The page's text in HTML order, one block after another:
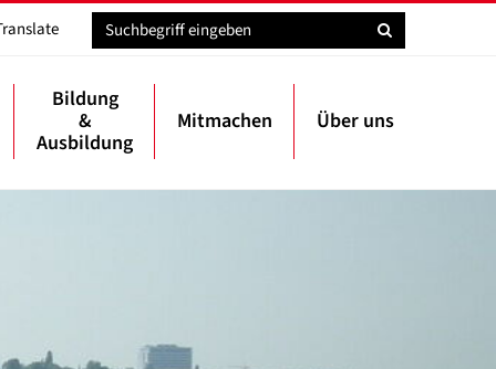
Bildung
&
Ausbildung
Mitmachen Über uns